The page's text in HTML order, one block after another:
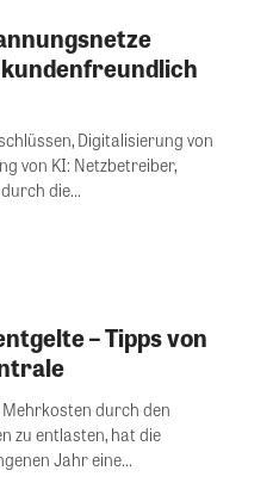
Digitalisierung von
von KI: Netzbetreiber,
die...
– Tipps von
durch den
zu entlasten, hat die
Jahr eine...